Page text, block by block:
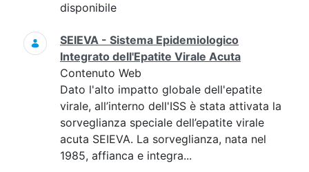
disponibile
SEIEVA - Sistema Epidemiologico
Integrato dell'Epatite Virale Acuta
Contenuto Web
Dato l'alto impatto globale dell'epatite
virale, all’interno dell'ISS è stata attivata la
sorveglianza speciale dell’epatite virale
acuta SEIEVA. La sorveglianza, nata nel
1985, affianca e integra...